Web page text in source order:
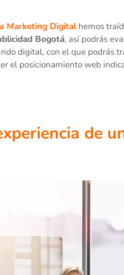
Marketing Digitalhemos
Bogotá, así podrás
digital, con el que podrás
el posicionamiento web
de